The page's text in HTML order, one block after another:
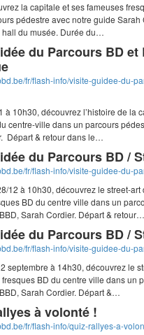
la capitale et ses fameuses
pédestre avec notre guide
hall du musée. Durée du…
du Parcours BD et
fr/flash-info/visite-guidee-du-
à 10h30, découvrez l’histoire de la
centre-ville dans un parcours
Départ & retour dans le…
du Parcours BD /
fr/flash-info/visite-guidee-du-
12 à 10h30, découvrez le street-art
BD du centre ville dans un
Sarah Cordier. Départ & retour…
du Parcours BD /
fr/flash-info/visite-guidee-du-
septembre à 14h30, découvrez le
BD du centre ville dans un
Sarah Cordier. Départ &…
à volonté !
fr/flash-info/quiz-rallyes-a-